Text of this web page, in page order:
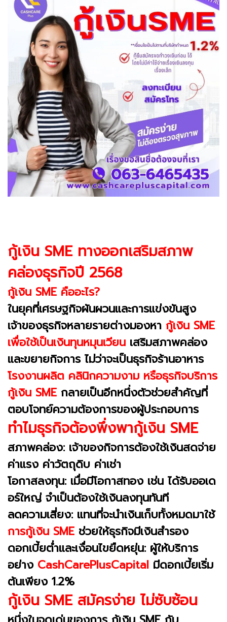
กู้เงิน SME ทางออกเสริมสภาพ
คล่องธุรกิจปี 2568
กู้เงิน SME คืออะไร?
ในยุคที่เศรษฐกิจผันผวนและการแข่งขันสูง
เจ้าของธุรกิจหลายรายต่างมองหา กู้เงิน SME
เพื่อใช้เป็นเงินทุนหมุนเวียน เสริมสภาพคล่อง
และขยายกิจการ ไม่ว่าจะเป็นธุรกิจร้านอาหาร
โรงงานผลิต คลินิกความงาม หรือธุรกิจบริการ
กู้เงิน SME กลายเป็นอีกหนึ่งตัวช่วยสำคัญที่
ตอบโจทย์ความต้องการของผู้ประกอบการ
ทำไมธุรกิจต้องพึ่งพากู้เงิน SME
สภาพคล่อง: เจ้าของกิจการต้องใช้เงินสดจ่าย
ค่าแรง ค่าวัตถุดิบ ค่าเช่า
โอกาสลงทุน: เมื่อมีโอกาสทอง เช่น ได้รับออเด
อร์ใหญ่ จำเป็นต้องใช้เงินลงทุนทันที
ลดความเสี่ยง: แทนที่จะนำเงินเก็บทั้งหมดมาใช้
การกู้เงิน SME ช่วยให้ธุรกิจมีเงินสำรอง
ดอกเบี้ยต่ำและเงื่อนไขยืดหยุ่น: ผู้ให้บริการ
อย่าง CashCarePlusCapital มีดอกเบี้ยเริ่ม
ต้นเพียง 1.2%
กู้เงิน SME สมัครง่าย ไม่ซับซ้อน